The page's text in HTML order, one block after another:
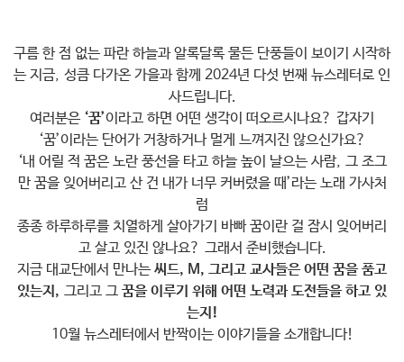
구름 한 점 없는 파란 하늘과 알록달록 물든 단풍들이 보이기 시작하
는 지금, 성큼 다가온 가을과 함께 2024년 다섯 번째 뉴스레터로 인
사드립니다.
여러분은 ‘꿈’이라고 하면 어떤 생각이 떠오르시나요? 갑자기
‘꿈’이라는 단어가 거창하거나 멀게 느껴지진 않으신가요?
‘내 어릴 적 꿈은 노란 풍선을 타고 하늘 높이 날으는 사람, 그 조그
만 꿈을 잊어버리고 산 건 내가 너무 커버렸을 때’라는 노래 가사처
럼
종종 하루하루를 치열하게 살아가기 바빠 꿈이란 걸 잠시 잊어버리
고 살고 있진 않나요? 그래서 준비했습니다.
지금 대교단에서 만나는 씨드, M, 그리고 교사들은 어떤 꿈을 품고
있는지, 그리고 그 꿈을 이루기 위해 어떤 노력과 도전들을 하고 있
는지!
10월 뉴스레터에서 반짝이는 이야기들을 소개합니다!​